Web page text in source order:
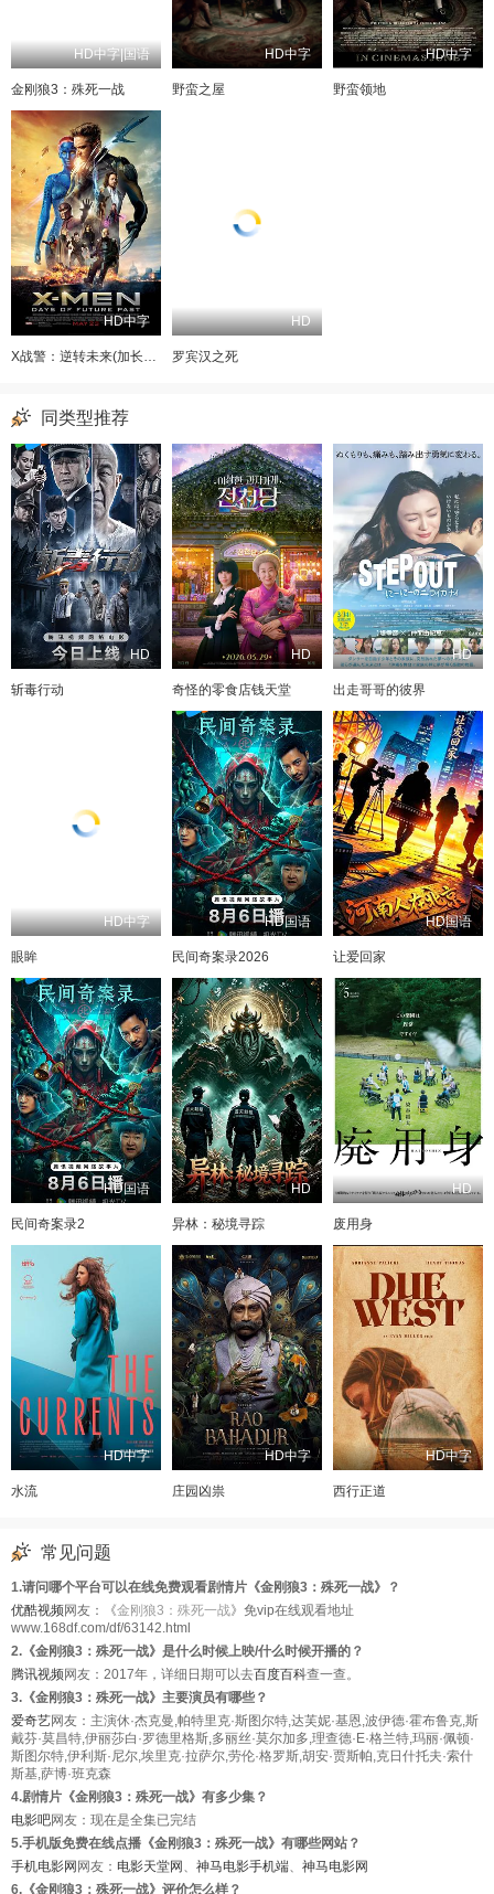
HD中字|国语
金刚狼3：殊死一战
HD中字
野蛮之屋
HD中字
野蛮领地
HD中字
X战警：逆转未来(加长版)
HD
罗宾汉之死
同类型推荐
HD
斩毒行动
HD
奇怪的零食店钱天堂
HD
出走哥哥的彼界
HD中字
眼眸
HD国语
民间奇案录2026
HD国语
让爱回家
HD国语
民间奇案录2
HD
异林：秘境寻踪
HD
废用身
HD中字
水流
HD中字
庄园凶祟
HD中字
西行正道
常见问题
1.请问哪个平台可以在线免费观看剧情片《金刚狼3：殊死一战》？
优酷视频网友：《金刚狼3：殊死一战》免vip在线观看地址
www.168df.com/df/63142.html
2.《金刚狼3：殊死一战》是什么时候上映/什么时候开播的？
腾讯视频网友：2017年，详细日期可以去百度百科查一查。
3.《金刚狼3：殊死一战》主要演员有哪些？
爱奇艺网友：主演休·杰克曼,帕特里克·斯图尔特,达芙妮·基恩,波伊德·霍布鲁克,斯
戴芬·莫昌特,伊丽莎白·罗德里格斯,多丽丝·莫尔加多,理查德·E·格兰特,玛丽·佩顿·
斯图尔特,伊利斯·尼尔,埃里克·拉萨尔,劳伦·格罗斯,胡安·贾斯帕,克日什托夫·索什
斯基,萨博·班克森
4.剧情片《金刚狼3：殊死一战》有多少集？
电影吧网友：现在是全集已完结
5.手机版免费在线点播《金刚狼3：殊死一战》有哪些网站？
手机电影网网友： 电影天堂网、 神马电影手机端、 神马电影网
6.《金刚狼3：殊死一战》评价怎么样？